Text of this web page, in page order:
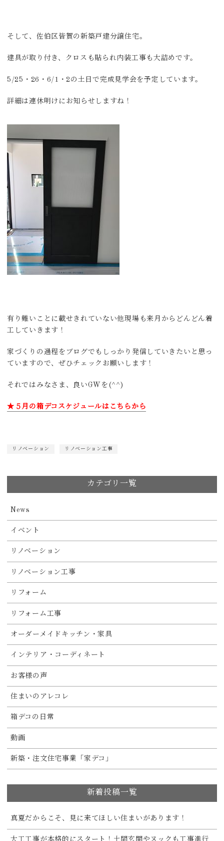
そして、佐伯区皆賀の新築戸建分譲住宅。
建具が取り付き、クロスも貼られ内装工事も大詰めです。
5/25・26・6/1・2の土日で完成見学会を予定しています。
詳細は連休明けにお知らせしますね！
有り難いことに載せきれていない他現場も来月からどんどん着
工していきます！
家づくりの過程をブログでもしっかり発信していきたいと思っ
ていますので、ぜひチェックお願いします！
それではみなさま、良いGWを(^^)
★５月の箱デコスケジュールはこちらから
リノベーション リノベーション工事
カテゴリ一覧
News
イベント
リノベーション
リノベーション工事
リフォーム
リフォーム工事
オーダーメイドキッチン・家具
インテリア・コーディネート
お客様の声
住まいのアレコレ
箱デコの日常
動画
新築・注文住宅事業「家デコ」
新着投稿一覧
真夏だからこそ、見に来てほしい住まいがあります！
大工工事が本格的にスタート！土間玄関やヌックも工事進行